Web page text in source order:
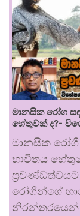
මානසික රෝග
හේතුවක් ද?-
මානසික රෝගී
භාවිතය
රෝගීන්ගේ
නිරන්තරයෙන්